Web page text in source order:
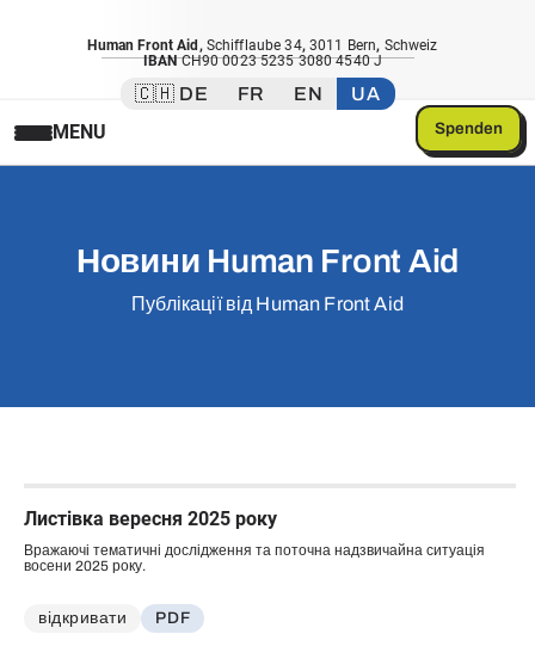
Human Front Aid , Schifflaube 34,3011 Bern, Schweiz
IBANCH90 0023 5235 3080 4540 J
🇨🇭 DE FR EN UA
MENU Spenden
Новини Human Front Aid
Публікації від Human Front Aid
Листівка вересня 2025 року
Вражаючі тематичні дослідження та поточна надзвичайна ситуація
восени 2025 року.
відкривати PDF